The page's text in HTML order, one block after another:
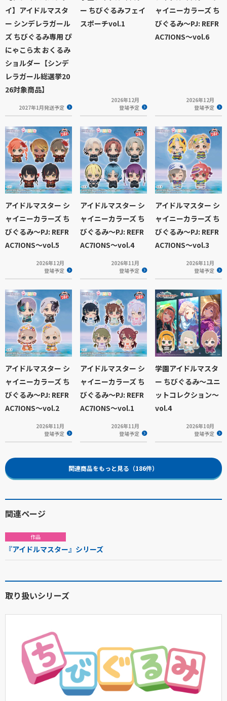
イ】アイドルマスタ
ー シンデレラガール
ズ ちびぐるみ専用 ぴ
にゃこら太 おくるみ
ショルダー【シンデ
レラガール総選挙20
26対象商品】
2027年1月発送予定
ー ちびぐるみフェイ
スポーチvol.1
2026年12月
登場予定
ャイニーカラーズ ち
びぐるみ～PJ: REFR
AC7IONS～vol.6
2026年12月
登場予定
アイドルマスター シ
ャイニーカラーズ ち
びぐるみ～PJ: REFR
AC7IONS～vol.5
2026年12月
登場予定
アイドルマスター シ
ャイニーカラーズ ち
びぐるみ～PJ: REFR
AC7IONS～vol.4
2026年11月
登場予定
アイドルマスター シ
ャイニーカラーズ ち
びぐるみ～PJ: REFR
AC7IONS～vol.3
2026年11月
登場予定
アイドルマスター シ
ャイニーカラーズ ち
びぐるみ～PJ: REFR
AC7IONS～vol.2
2026年11月
登場予定
アイドルマスター シ
ャイニーカラーズ ち
びぐるみ～PJ: REFR
AC7IONS～vol.1
2026年11月
登場予定
学園アイドルマスタ
ー ちびぐるみ～ユニ
ットコレクション～
vol.4
2026年10月
登場予定
関連商品をもっと見る（186件）
関連ページ
作品
『アイドルマスター』シリーズ
取り扱いシリーズ